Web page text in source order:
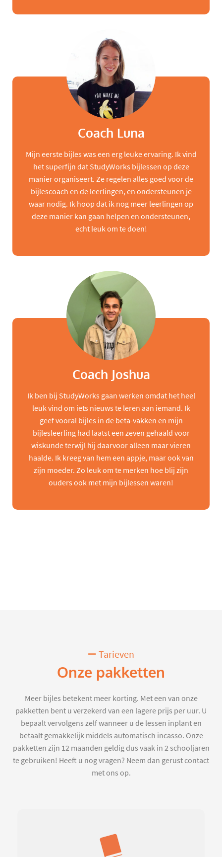
Coach Luna
Mijn eerste bijles was een erg leuke ervaring. Ik vind
het superfijn dat StudyWorks bijlessen op deze
manier organiseert. Ze regelen alles goed voor de
bijlescoach en de leerlingen, en ondersteunen je
waar nodig. Ik hoop dat ik nog meer leerlingen op
deze manier kan gaan helpen en ondersteunen,
echt leuk om te doen!
Coach Joshua
Ik ben bij StudyWorks gaan werken omdat het heel
leuk vind om iets nieuws te leren aan iemand. Ik
geef vooral bijles in de beta-vakken en mijn
bijlesleerling had laatst een zeven gehaald voor
wiskunde terwijl hij daarvoor alleen maar vieren
haalde. Ik kreeg van hem een appje, maar ook van
zijn moeder. Zo leuk om te merken hoe blij zijn
ouders ook met mijn bijlessen waren!
Tarieven
Onze pakketten
Meer bijles betekent meer korting. Met een van onze
pakketten bent u verzekerd van een lagere prijs per uur. U
bepaalt vervolgens zelf wanneer u de lessen inplant en
betaalt gemakkelijk middels automatisch incasso. Onze
pakketten zijn 12 maanden geldig dus vaak in 2 schooljaren
te gebruiken! Heeft u nog vragen? Neem dan gerust contact
met ons op.